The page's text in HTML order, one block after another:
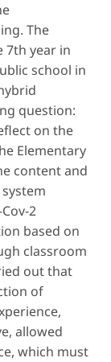
The
7th year in
school in
question:
on the
Elementary
content and
2
based on
classroom
out that
of
allowed
which must